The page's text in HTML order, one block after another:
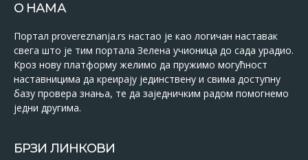
О НАМА
Портал provereznanja.rs настао је као логичан наставак
свега што је тим портала Зелена учионица до сада урадио.
Кроз нову платформу желимо да пружимо могућност
наставницима да креирају јединствену и свима доступну
базу провера знања, те да заједничким радом помогнемо
једни другима.
БРЗИ ЛИНКОВИ